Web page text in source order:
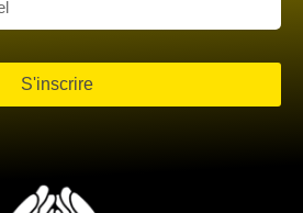
S'inscrire